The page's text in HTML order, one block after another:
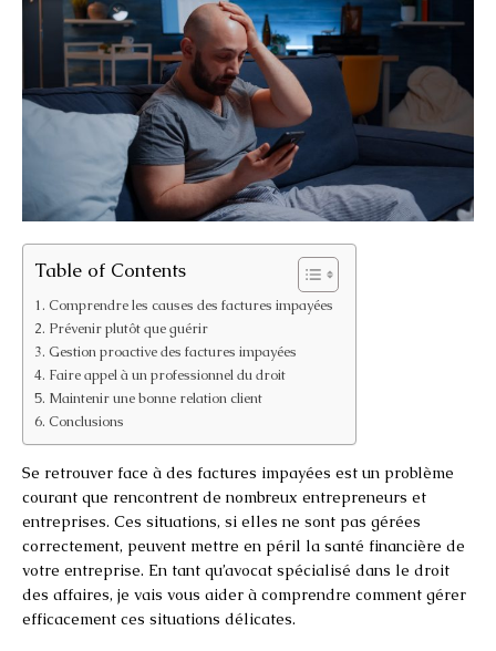
Table of Contents
Comprendre les causes des factures impayées
Prévenir plutôt que guérir
Gestion proactive des factures impayées
Faire appel à un professionnel du droit
Maintenir une bonne relation client
Conclusions
Se retrouver face à des factures impayées est un problème
courant que rencontrent de nombreux entrepreneurs et
entreprises. Ces situations, si elles ne sont pas gérées
correctement, peuvent mettre en péril la santé financière de
votre entreprise. En tant qu’avocat spécialisé dans le droit
des affaires, je vais vous aider à comprendre comment gérer
efficacement ces situations délicates.